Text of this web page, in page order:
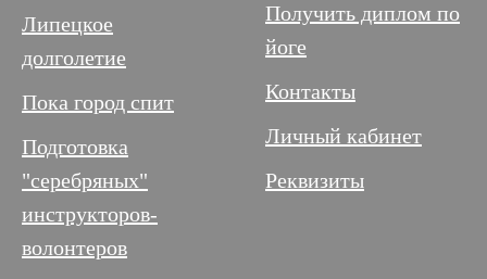
Липецкое
долголетие
Пока город спит
Подготовка
"серебряных"
инструкторов-
волонтеров
Получить диплом по
йоге
Контакты
Личный кабинет
Реквизиты